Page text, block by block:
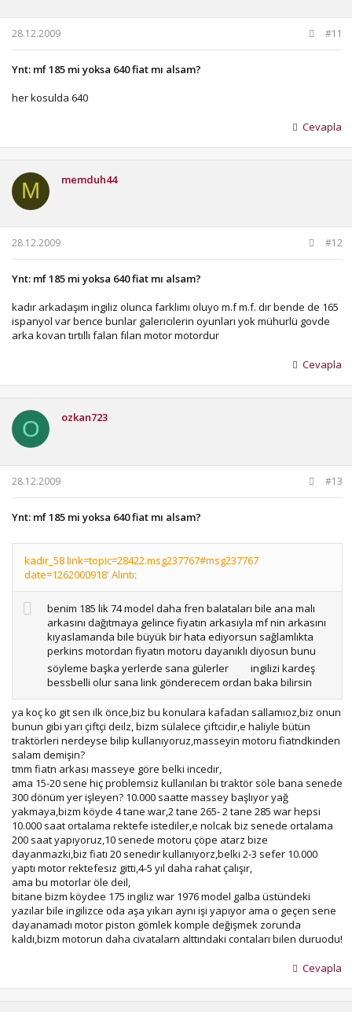
28.12.2009 #11
Ynt: mf 185 mi yoksa 640 fiat mı alsam?
her kosulda 640
Cevapla
M memduh44
28.12.2009 #12
Ynt: mf 185 mi yoksa 640 fiat mı alsam?
kadır arkadaşım ingiliz olunca farklimı oluyo m.f m.f. dır bende de 165
ispanyol var bence bunlar galerıcılerin oyunları yok mühurlü govde
arka kovan tırtıllı falan fılan motor motordur
Cevapla
O ozkan723
28.12.2009 #13
Ynt: mf 185 mi yoksa 640 fiat mı alsam?
kadir_58 link=topic=28422.msg237767#msg237767
date=1262000918' Alıntı:
benim 185 lik 74 model daha fren balataları bile ana malı
arkasını dağıtmaya gelince fiyatın arkasıyla mf nin arkasını
kıyaslamanda bile büyük bir hata ediyorsun sağlamlıkta
perkins motordan fiyatın motoru dayanıklı diyosun bunu
söyleme başka yerlerde sana gülerler
ingilizi kardeş
bessbelli olur sana link gönderecem ordan baka bilirsin
ya koç ko git sen ilk önce,biz bu konulara kafadan sallamıoz,biz onun
bunun gibi yarı çiftçi deilz, bizm sülalece çiftcidir,e haliyle bütün
traktörleri nerdeyse bilip kullanıyoruz,masseyin motoru fiatndkinden
salam demişin?
tmm fiatn arkası masseye göre belki incedir,
ama 15-20 sene hiç problemsiz kullanılan bi traktör söle bana senede
300 dönüm yer işleyen? 10.000 saatte massey başlıyor yağ
yakmaya,bizm köyde 4 tane war,2 tane 265- 2 tane 285 war hepsi
10.000 saat ortalama rektefe istediler,e nolcak biz senede ortalama
200 saat yapıyoruz,10 senede motoru çöpe atarz bize
dayanmazki,biz fiatı 20 senedir kullanıyorz,belki 2-3 sefer 10.000
yaptı motor rektefesiz gitti,4-5 yıl daha rahat çalışır,
ama bu motorlar öle deil,
bitane bizm köydee 175 ingiliz war 1976 model galba üstündeki
yazılar bile ingilizce oda aşa yıkarı aynı işi yapıyor ama o geçen sene
dayanamadı motor piston gömlek komple değişmek zorunda
kaldı,bizm motorun daha civatalarn alttındaki contaları bilen duruodu!
Cevapla